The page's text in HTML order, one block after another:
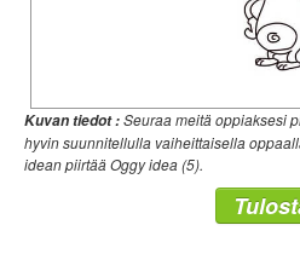
Kuvan tiedot :Seuraa meitä oppiaksesi
hyvin suunnitellulla vaiheittaisella
idean piirtää Oggy idea (5).